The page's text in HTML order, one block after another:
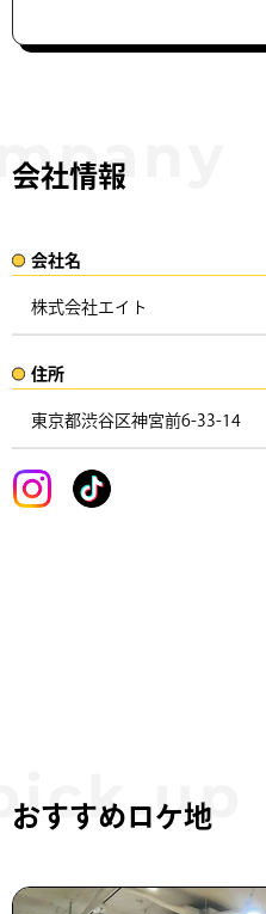
会社情報
会社名​
株式会社エイト
住所​​
東京都渋谷区神宮前6-33-14 ​
おすすめロケ地